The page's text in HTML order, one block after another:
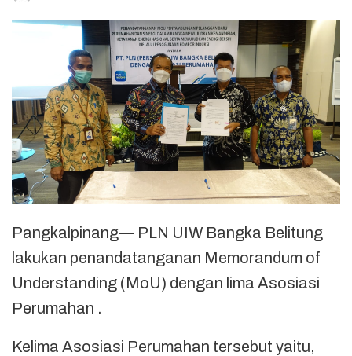
Pangkalpinang— PLN UIW Bangka Belitung
lakukan penandatanganan Memorandum of
Understanding (MoU) dengan lima Asosiasi
Perumahan .
Kelima Asosiasi Perumahan tersebut yaitu,